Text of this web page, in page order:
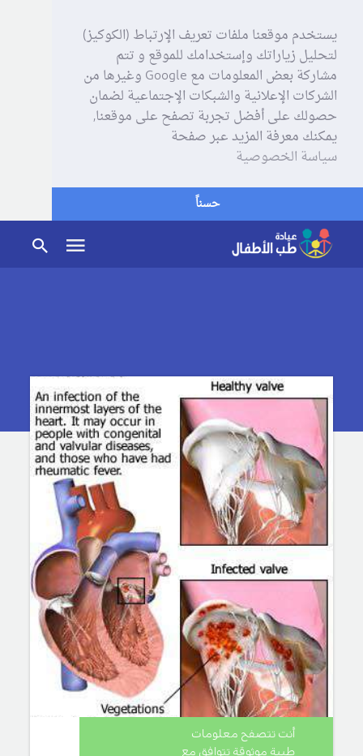
يستخدم موقعنا ملفات تعريف الإرتباط (الكوكيز)
لتحليل زياراتك وإستخدامك للموقع و تتم
مشاركة بعض المعلومات مع Google وغيرها من
الشركات الإعلانية والشبكات الإجتماعية لضمان
حصولك على أفضل تجربة تصفح على موقعنا,
يمكنك معرفة المزيد عبر صفحة
سياسة الخصوصية
حسناً
أنت تتصفح معلومات
طبية موثوقة تتوافق مع